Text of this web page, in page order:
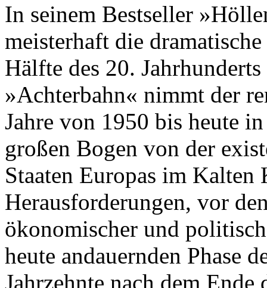
In seinem Bestseller
meisterhaft die
Hälfte des 20.
»Achterbahn« nimmt der
Jahre von 1950 bis heute
großen Bogen von der
Staaten Europas im
Herausforderungen, vor
ökonomischer und
heute andauernden Phase
Jahrzehnte nach dem